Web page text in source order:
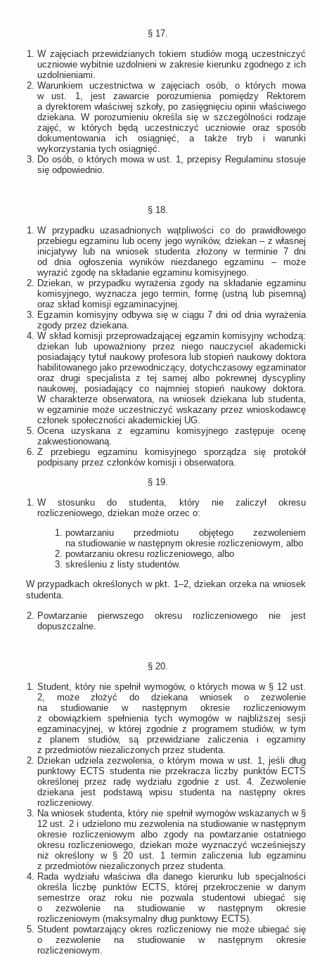
§ 17.
W zajęciach przewidzianych tokiem studiów mogą uczestniczyć
uczniowie wybitnie uzdolnieni w zakresie kierunku zgodnego z ich
uzdolnieniami.
Warunkiem uczestnictwa w zajęciach osób, o których mowa
w ust. 1, jest zawarcie porozumienia pomiędzy Rektorem
a dyrektorem właściwej szkoły, po zasięgnięciu opinii właściwego
dziekana. W porozumieniu określa się w szczególności rodzaje
zajęć, w których będą uczestniczyć uczniowie oraz sposób
dokumentowania ich osiągnięć, a także tryb i warunki
wykorzystania tych osiągnięć.
Do osób, o których mowa w ust. 1, przepisy Regulaminu stosuje
się odpowiednio.
§ 18.
W przypadku uzasadnionych wątpliwości co do prawidłowego
przebiegu egzaminu lub oceny jego wyników, dziekan – z własnej
inicjatywy lub na wniosek studenta złożony w terminie 7 dni
od dnia ogłoszenia wyników niezdanego egzaminu – może
wyrazić zgodę na składanie egzaminu komisyjnego.
Dziekan, w przypadku wyrażenia zgody na składanie egzaminu
komisyjnego, wyznacza jego termin, formę (ustną lub pisemną)
oraz skład komisji egzaminacyjnej.
Egzamin komisyjny odbywa się w ciągu 7 dni od dnia wyrażenia
zgody przez dziekana.
W skład komisji przeprowadzającej egzamin komisyjny wchodzą:
dziekan lub upoważniony przez niego nauczyciel akademicki
posiadający tytuł naukowy profesora lub stopień naukowy doktora
habilitowanego jako przewodniczący, dotychczasowy egzaminator
oraz drugi specjalista z tej samej albo pokrewnej dyscypliny
naukowej, posiadający co najmniej stopień naukowy doktora.
W charakterze obserwatora, na wniosek dziekana lub studenta,
w egzaminie może uczestniczyć wskazany przez wnioskodawcę
członek społeczności akademickiej UG.
Ocena uzyskana z egzaminu komisyjnego zastępuje ocenę
zakwestionowaną.
Z przebiegu egzaminu komisyjnego sporządza się protokół
podpisany przez członków komisji i obserwatora.
§ 19.
W stosunku do studenta, który nie zaliczył okresu
rozliczeniowego, dziekan może orzec o:
powtarzaniu przedmiotu objętego zezwoleniem
na studiowanie w następnym okresie rozliczeniowym, albo
powtarzaniu okresu rozliczeniowego, albo
skreśleniu z listy studentów.
W przypadkach określonych w pkt. 1–2, dziekan orzeka na wniosek
studenta.
Powtarzanie pierwszego okresu rozliczeniowego nie jest
dopuszczalne.
§ 20.
Student, który nie spełnił wymogów, o których mowa w § 12 ust.
2, może złożyć do dziekana wniosek o zezwolenie
na studiowanie w następnym okresie rozliczeniowym
z obowiązkiem spełnienia tych wymogów w najbliższej sesji
egzaminacyjnej, w której zgodnie z programem studiów, w tym
z planem studiów, są przewidziane zaliczenia i egzaminy
z przedmiotów niezaliczonych przez studenta.
Dziekan udziela zezwolenia, o którym mowa w ust. 1, jeśli dług
punktowy ECTS studenta nie przekracza liczby punktów ECTS
określonej przez radę wydziału zgodnie z ust. 4. Zezwolenie
dziekana jest podstawą wpisu studenta na następny okres
rozliczeniowy.
Na wniosek studenta, który nie spełnił wymogów wskazanych w §
12 ust. 2 i udzielono mu zezwolenia na studiowanie w następnym
okresie rozliczeniowym albo zgody na powtarzanie ostatniego
okresu rozliczeniowego, dziekan może wyznaczyć wcześniejszy
niż określony w § 20 ust. 1 termin zaliczenia lub egzaminu
z przedmiotów niezaliczonych przez studenta.
Rada wydziału właściwa dla danego kierunku lub specjalności
określa liczbę punktów ECTS, której przekroczenie w danym
semestrze oraz roku nie pozwala studentowi ubiegać się
o zezwolenie na studiowanie w następnym okresie
rozliczeniowym (maksymalny dług punktowy ECTS).
Student powtarzający okres rozliczeniowy nie może ubiegać się
o zezwolenie na studiowanie w następnym okresie
rozliczeniowym.